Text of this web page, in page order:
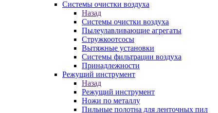
Системы очистки воздуха
Назад
Системы очистки воздуха
Пылеулавливающие агрегаты
Стружкоотсосы
Вытяжные установки
Системы фильтрации воздуха
Принадлежности
Режущий инструмент
Назад
Режущий инструмент
Ножи по металлу
Пильные полотна для ленточных пил